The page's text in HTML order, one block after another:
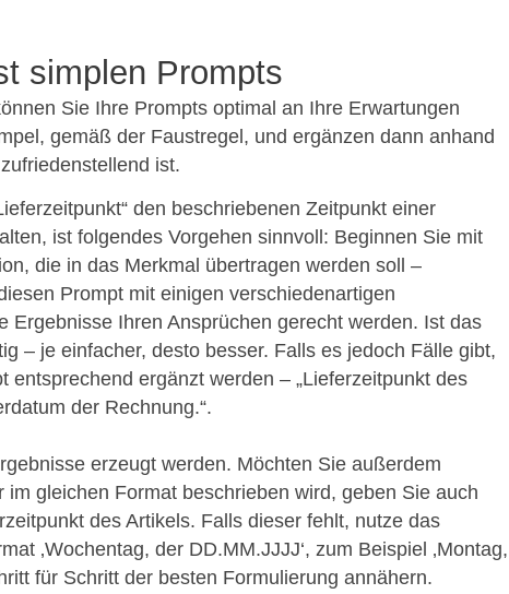
simplen Prompts
Sie Ihre Prompts optimal an Ihre Erwartungen
gemäß der Faustregel, und ergänzen dann anhand
ist.
den beschriebenen Zeitpunkt einer
ist folgendes Vorgehen sinnvoll: Beginnen Sie mit
die in das Merkmal übertragen werden soll –
Prompt mit einigen verschiedenartigen
Ergebnisse Ihren Ansprüchen gerecht werden. Ist das
– je einfacher, desto besser. Falls es jedoch Fälle gibt,
entsprechend ergänzt werden – „Lieferzeitpunkt des
der Rechnung.“.
erzeugt werden. Möchten Sie außerdem
gleichen Format beschrieben wird, geben Sie auch
des Artikels. Falls dieser fehlt, nutze das
‚Wochentag, der DD.MM.JJJJ‘, zum Beispiel ‚Montag,
für Schritt der besten Formulierung annähern.